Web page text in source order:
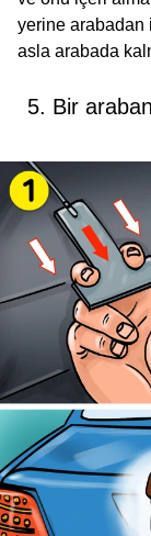
yerine arabadan
asla arabada
5. Bir